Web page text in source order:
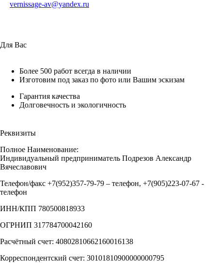
vernissage-av@yandex.ru
Для Вас
Более 500 работ всегда в наличии
Изготовим под заказ по фото или Вашим эскизам
Гарантия качества
Долговечность и экологичность
Реквизиты
Полное Наименование:
Индивидуальный предприниматель Подрезов Александр
Вячеславович
Телефон/факс +7(952)357-79-79 – телефон, +7(905)223-07-67 -
телефон
ИНН/КПП 780500818933
ОГРНИП 317784700042160
Расчётный счет: 40802810662160016138
Корреспондентский счет: 30101810900000000795